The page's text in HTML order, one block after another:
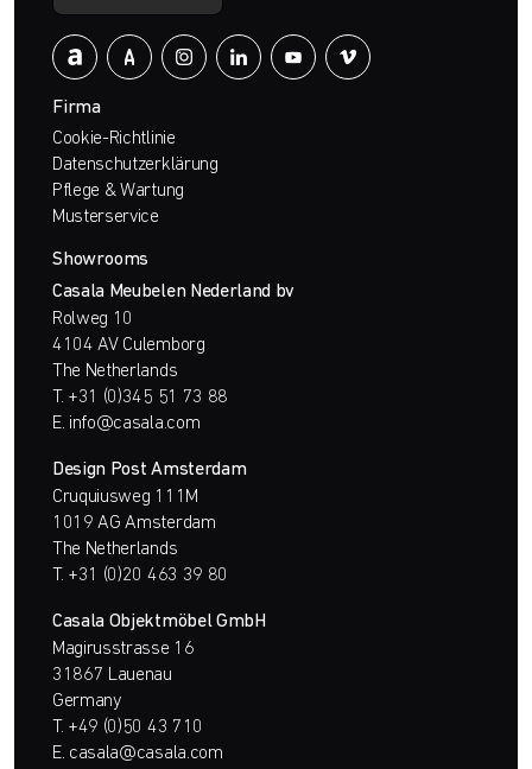
Firma
Cookie-Richtlinie
Datenschutzerklärung
Pflege & Wartung
Musterservice
Showrooms
Casala Meubelen Nederland bv
Rolweg 10
4104 AV Culemborg
The Netherlands
T. +31 (0)345 51 73 88
E. info@casala.com
Design Post Amsterdam
Cruquiusweg 111M
1019 AG Amsterdam
The Netherlands
T. +31 (0)20 463 39 80
Casala Objektmöbel GmbH
Magirusstrasse 16
31867 Lauenau
Germany
T. +49 (0)50 43 710
E. casala@casala.com